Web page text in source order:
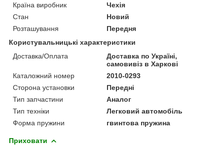
Країна виробник
Чехія
Стан
Новий
Розташування
Передня
Користувальницькі характеристики
Доставка/Оплата
Доставка по Україні,
самовивіз в Харкові
Каталожний номер
2010-0293
Сторона установки
Передні
Тип запчастини
Аналог
Тип техніки
Легковий автомобіль
Форма пружини
гвинтова пружина
Приховати